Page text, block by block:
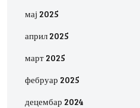
мај 2025
април 2025
март 2025
фебруар 2025
децембар 2024